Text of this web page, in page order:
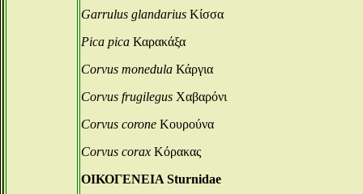
Garrulus glandarius Κίσσα
Pica pica Καρακάξα
Corvus monedula Κάργια
Corvus frugilegus Χαβαρόνι
Corvus corone Κουρούνα
Corvus corax Κόρακας
ΟΙΚΟΓΕΝΕΙΑ Sturnidae